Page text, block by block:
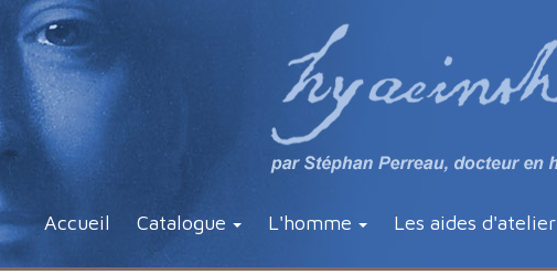
Accueil Catalogue L'homme Les aides d'atelier